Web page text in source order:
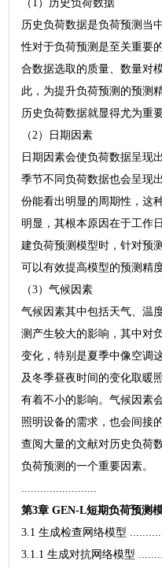
（1）历史负荷数据
历史负荷数据是负荷预测当
性对于负荷预测是至关重要
合数据选取的质量、数量对
此，为提升负荷预测的预测
历史负荷数据就显得尤为重要
（2）日期因素
日期因素会使负荷数据呈现
季节不同负荷数据也会呈现
份能看出明显的周期性，这
明显，其根本原因在于工作
建负荷预测模型时，针对预
可以有效提高模型的预测精度
（3）气候因素
气候因素其中包括天气、温
测产生较大的影响，其中对
变化，特别是夏季中像空调
及冬季昼夜时间的变化取暖
有着不小的影响。气候因素
照明设备的需求，也会间接
查阅大量的文献对历史负荷
负荷预测的一个重要因素。
第3章 GEN-L短期负荷预测
3.1 生成检查网络模型
3.1.1 生成对抗网络模型